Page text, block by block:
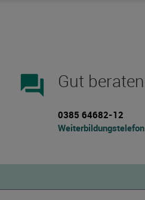
forum Gut beraten
0385 64682-12
Weiterbildungstelefon